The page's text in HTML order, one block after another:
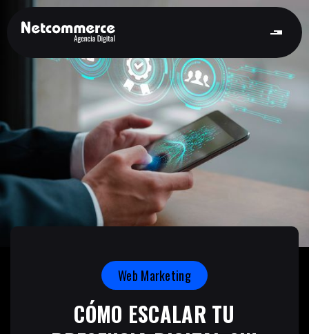
Web Marketing
CÓMO ESCALAR TU